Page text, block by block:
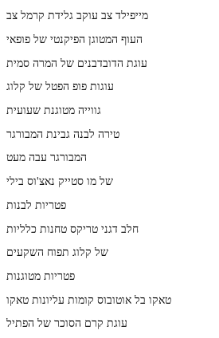
מייפילד צב עוקב גלידת קרמל צב
העוף המטוגן הפיקנטי של פופאי
עוגת הדובדבנים של המרה סמית
עוגות פופ הפטל של קלוג
גווייה מטוגנת שעועית
טירה לבנה גבינת המבורגר
המבורגר עבה מעט
של מו סטייק נאצ'וס בילי
פטריות לבנות
חלב דגני טריקס טחנות כלליות
של קלוג תפוח השקעים
פטריות מטוגנות
טאקו בל אוטובוס קומות עליונות טאקו
עוגת קרם הסוכר של הפתיל